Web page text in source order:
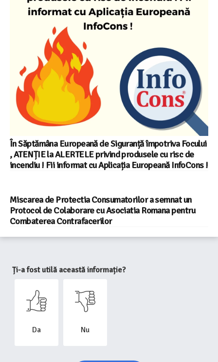
În Săptămâna Europeană de Siguranță împotriva Focului
, ATENȚIE la ALERTELE privind produsele cu risc de
incendiu ! Fii informat cu Aplicația Europeană InfoCons !
Miscarea de Protectia Consumatorilor a semnat un
Protocol de Colaborare cu Asociatia Romana pentru
Combaterea Contrafacerilor
Ți-a fost utilă această informație?
Da Nu